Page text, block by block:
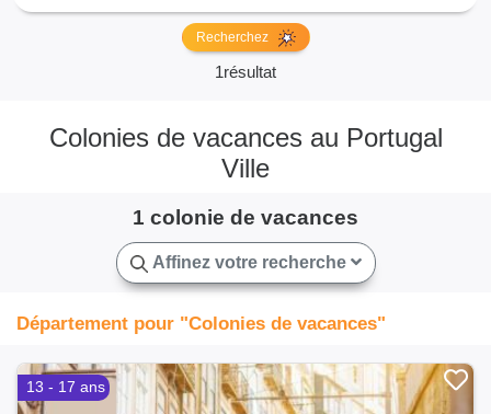
Recherchez
1résultat
Colonies de vacances au Portugal
Ville
1 colonie de vacances
Affinez votre recherche
Département pour "Colonies de vacances"
13 - 17 ans